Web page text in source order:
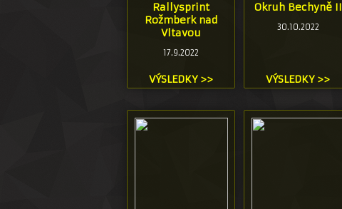
Rallysprint
Rožmberk nad
Vltavou
17.9.2022
VÝSLEDKY >>
Okruh Bechyně II
30.10.2022
VÝSLEDKY >>